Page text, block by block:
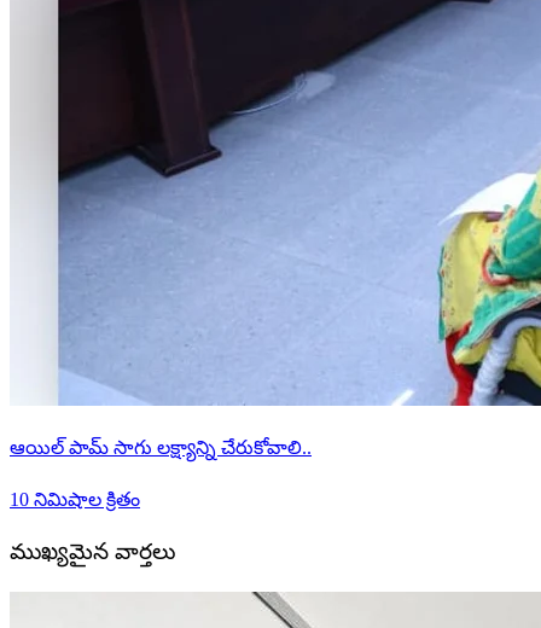
ఆయిల్ పామ్ సాగు లక్ష్యాన్ని చేరుకోవాలి..
10 నిమిషాల క్రితం
ముఖ్యమైన వార్తలు